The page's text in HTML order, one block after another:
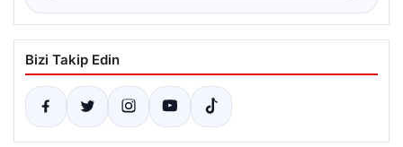
Bizi Takip Edin